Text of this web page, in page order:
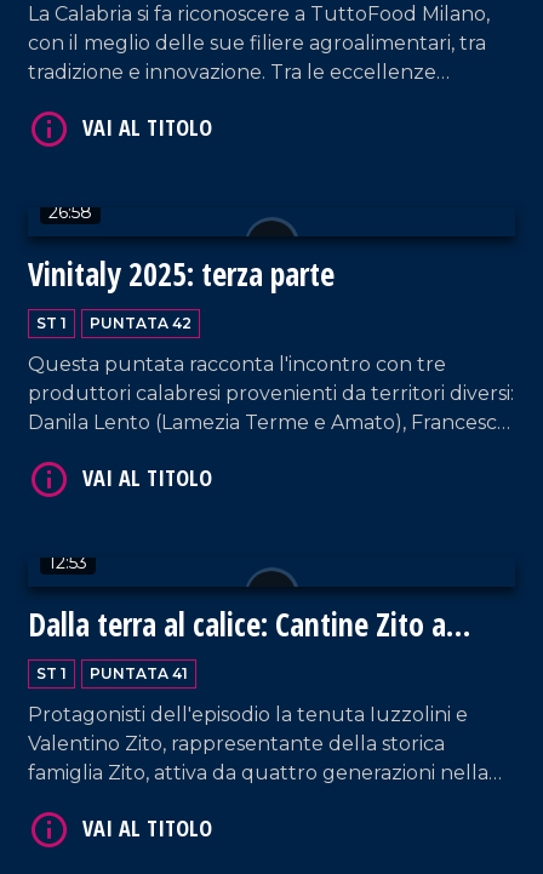
La Calabria si fa riconoscere a TuttoFood Milano,
con il meglio delle sue filiere agroalimentari, tra
tradizione e innovazione. Tra le eccellenze
Bruno Autelitano, noto per la bibita al
26:58
Vinitaly 2025: terza parte
ST 1 PUNTATA 42
Questa puntata racconta l'incontro con tre
produttori calabresi provenienti da territori diversi:
Danila Lento (Lamezia Terme e Amato), Francesco
(Cirò Marina). Un viaggio tra vitigni autoctoni,
verso l'enoturismo e la qualità.
12:53
Dalla terra al calice: Cantine Zito a
Verona
ST 1 PUNTATA 41
Protagonisti dell'episodio la tenuta Iuzzolini e
Valentino Zito, rappresentante della storica
famiglia Zito, attiva da quattro generazioni nella
ripercorre l'evoluzione del settore, dalle botticelle
VAI AL TITOLO
VAI AL TITOLO